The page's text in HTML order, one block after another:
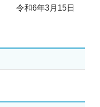
令和6年3月15日